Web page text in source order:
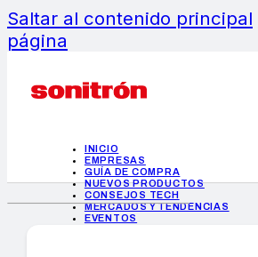
Saltar al contenido principal
página
INICIO
EMPRESAS
GUÍA DE COMPRA
NUEVOS PRODUCTOS
CONSEJOS TECH
MERCADOS Y TENDENCIAS
EVENTOS